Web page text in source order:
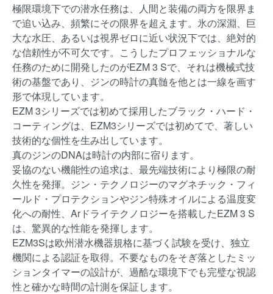
極限環境下での潜水任務は、人間と装備の両方を限界ま
で追い込み、頻繁にその限界を超えます。氷の深淵、巨
大な水圧、あるいは視界ゼロに近い状況下では、絶対的
な信頼性が不可欠です。こうしたプロフェッショナルな
任務のために開発したのがEZM 3 Sで、それは機械式技
術の基盤であり、ジンの時計の真髄を他とは一線を画す
形で体現しています。
EZM 3シリーズでは初めて採用したブラック・ハード・
コーティングは、EZM3シリーズでは初めてで、著しい
技術的な個性を生み出しています。
真のジンのDNAは時計の内部に宿ります。
妥協のない機能性の追求は、最先端技術により極限の耐
久性を発揮。ジン・テクノロジーのマグネチック・フィ
ールド・プロテクションやジン特殊オイルによる温度変
化への耐性、Arドライテクノロジーを搭載したEZM 3 S
は、驚異的な性能を発揮します。
EZM3Sは欧州潜水機器規格に基づく試験を受け、独立
機関による認証を取得。不要なものをそぎ落としたミッ
ションタイマーの設計が、過酷な環境下でも完璧な視認
性と確かな時間の計測を保証します。